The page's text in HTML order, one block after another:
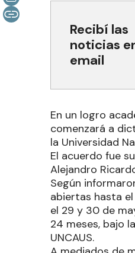
Recibí las
noticias
email
En un logro
comenzará a
la Universidad
El acuerdo fue
Alejandro
Según
abiertas hasta
el 29 y 30 de
24 meses, bajo
UNCAUS.